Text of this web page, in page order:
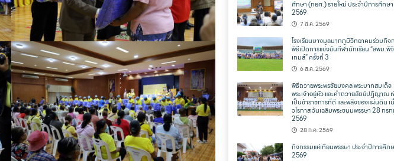
ศึกษา (กยศ.) รายใหม่ ประจำปีการศึกษา
2569
7 ส.ค. 2569
โรงเรียนบางมูลนากภูมิวิทยาคมร่วมกิจ
พิธีเปิดการแข่งขันกีฬานักเรียน “สพม.พิ
เกมส์” ครั้งที่ 3
6 ส.ค. 2569
พิธีถวายพระพรชัยมงคล พระบาทสมเด็จ
พระเจ้าอยู่หัว และคำถวายสัตย์ปฏิญาณ
เป็นข้าราชการที่ดี และพลังของแผ่นดิน เ
วโรกาส วันเฉลิมพระชนมพรรษา 28 กร
2569
28 ก.ค. 2569
กิจกรรมแห่เทียนพรรษา ประจำปีการศึก
2569